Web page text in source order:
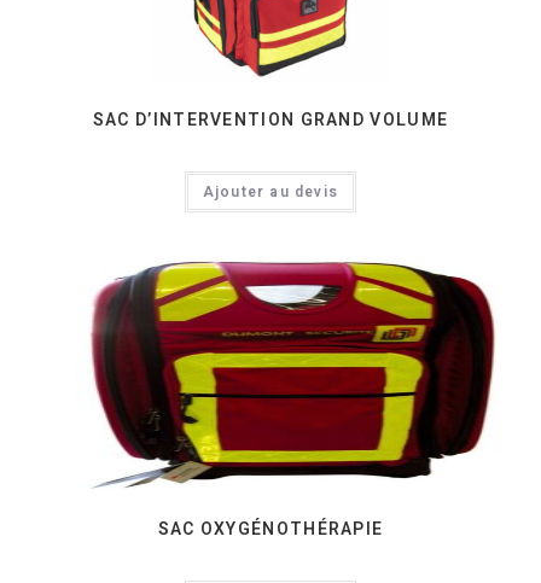
SAC D’INTERVENTION GRAND VOLUME
Ajouter au devis
SAC OXYGÉNOTHÉRAPIE